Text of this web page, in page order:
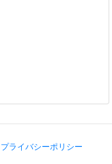
プライバシーポリシー